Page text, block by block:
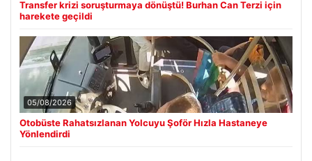
Transfer krizi soruşturmaya dönüştü! Burhan Can Terzi için
harekete geçildi
05/08/2026
Otobüste Rahatsızlanan Yolcuyu Şoför Hızla Hastaneye
Yönlendirdi